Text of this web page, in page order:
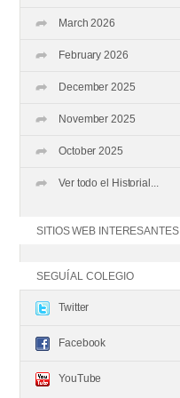
March 2026
February 2026
December 2025
November 2025
October 2025
Ver todo el Historial...
SITIOS WEB INTERESANTES
SEGUÍ AL COLEGIO
Twitter
Facebook
YouTube